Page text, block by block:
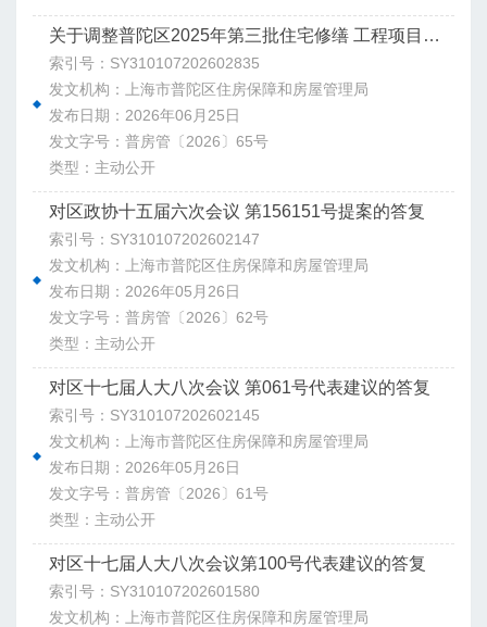
关于调整普陀区2025年第三批住宅修缮 工程项目计划的通知
索引号：SY310107202602835
发文机构：上海市普陀区住房保障和房屋管理局
发布日期：2026年06月25日
发文字号：普房管〔2026〕65号
类型：主动公开
对区政协十五届六次会议 第156151号提案的答复
索引号：SY310107202602147
发文机构：上海市普陀区住房保障和房屋管理局
发布日期：2026年05月26日
发文字号：普房管〔2026〕62号
类型：主动公开
对区十七届人大八次会议 第061号代表建议的答复
索引号：SY310107202602145
发文机构：上海市普陀区住房保障和房屋管理局
发布日期：2026年05月26日
发文字号：普房管〔2026〕61号
类型：主动公开
对区十七届人大八次会议第100号代表建议的答复
索引号：SY310107202601580
发文机构：上海市普陀区住房保障和房屋管理局